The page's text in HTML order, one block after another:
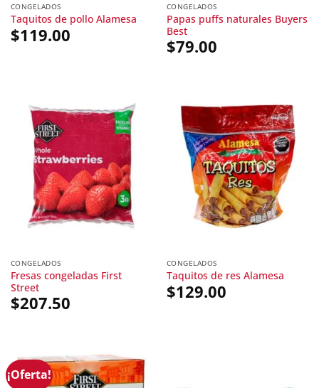
CONGELADOS
Taquitos de pollo Alamesa
$119.00
CONGELADOS
Papas puffs naturales Buyers
Best
$79.00
CONGELADOS
Fresas congeladas First
Street
$207.50
CONGELADOS
Taquitos de res Alamesa
$129.00
¡Oferta!